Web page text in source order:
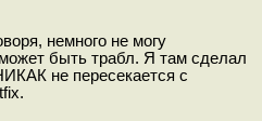
немного не могу
быть трабл. Я там сделал
не пересекается с